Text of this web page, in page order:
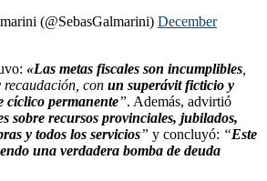
(@SebasGalmarini) December
«Las metas fiscales son incumplibles
recaudación, con un superávit ficticio y
cíclico permanente”. Además, advirtió
sobre recursos provinciales, jubilados,
y todos los servicios” y concluyó: “Este
una verdadera bomba de deuda